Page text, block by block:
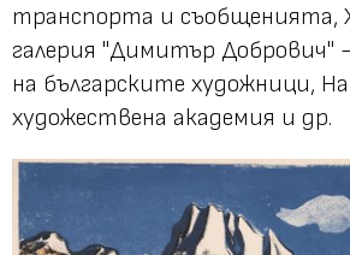
транспорта и съобщенията,
галерия "Димитър Добрович"
на българските художници,
художествена академия и др.